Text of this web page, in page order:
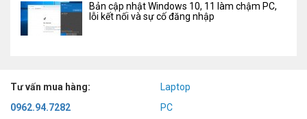
Bản cập nhật Windows 10, 11 làm chậm PC,
lỗi kết nối và sự cố đăng nhập
Tư vấn mua hàng:
0962.94.7282
Laptop
PC